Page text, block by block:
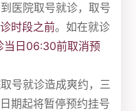
医院取号就诊，取号
时段之前。如在就诊
当日06:30前取消预
号就诊造成爽约，三
期起将暂停预约挂号